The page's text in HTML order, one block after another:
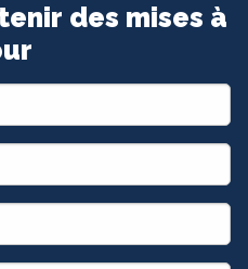
des mises à